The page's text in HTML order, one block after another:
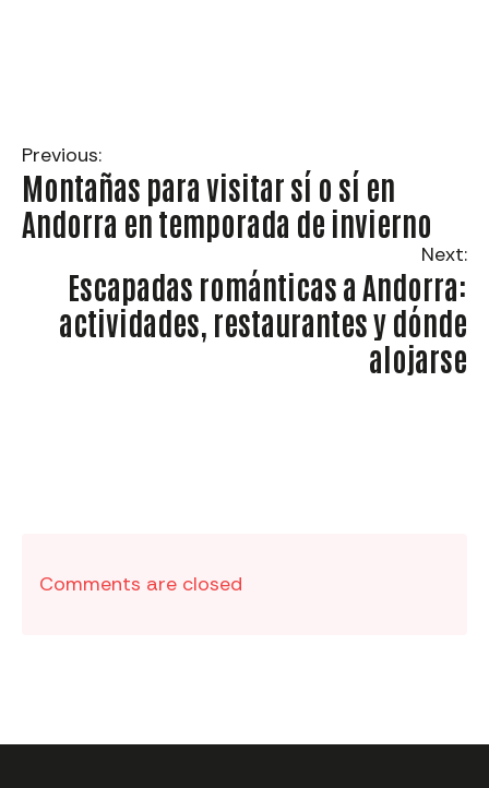
Previous:
Montañas para visitar sí o sí en
Andorra en temporada de invierno
Next:
Escapadas románticas a Andorra:
actividades, restaurantes y dónde
alojarse
Comments are closed